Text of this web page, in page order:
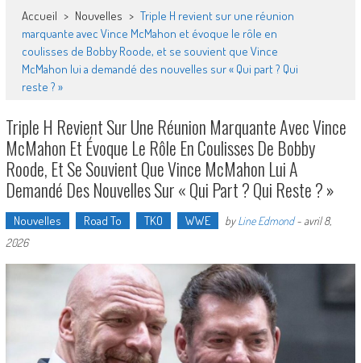
Accueil > Nouvelles > Triple H revient sur une réunion
marquante avec Vince McMahon et évoque le rôle en
coulisses de Bobby Roode, et se souvient que Vince
McMahon lui a demandé des nouvelles sur « Qui part ? Qui
reste ? »
Triple H Revient Sur Une Réunion Marquante Avec Vince
McMahon Et Évoque Le Rôle En Coulisses De Bobby
Roode, Et Se Souvient Que Vince McMahon Lui A
Demandé Des Nouvelles Sur « Qui Part ? Qui Reste ? »
Nouvelles Road To TKO WWE byLine Edmond- avril 8,
2026